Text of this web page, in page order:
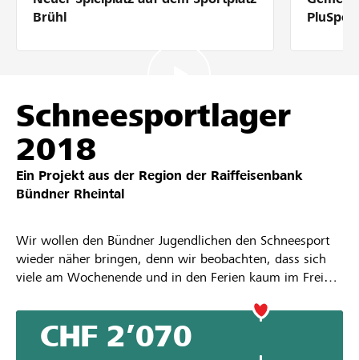
Partner / Raiffeisenbank
Anmelden
Registrieren
Brühl
Schneesportlager
2018
Ein Projekt aus der Region der Raiffeisenbank
Bündner Rheintal
Wir wollen den Bündner Jugendlichen den Schneesport
wieder näher bringen, denn wir beobachten, dass sich
viele am Wochenende und in den Ferien kaum im Freien
Gleichzeitig wollen wir zeigen, dass Wintersport auch
heute noch erschwinglich ist, indem man kleiner
Skigebiete auswählt. Das Projekt soll Jugendliche und
CHF 2’070